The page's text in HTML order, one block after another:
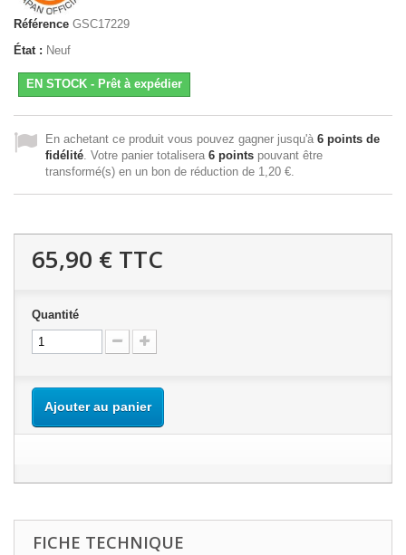
Référence GSC17229
État : Neuf
EN STOCK - Prêt à expédier
En achetant ce produit vous pouvez gagner jusqu'à 6 points de
fidélité . Votre panier totalisera 6 points pouvant être
transformé(s) en un bon de réduction de 1,20 €
65,90 € TTC
Quantité
Ajouter au panier
FICHE TECHNIQUE